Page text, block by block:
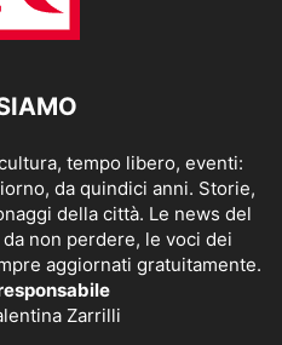
tempo libero, eventi:
da quindici anni. Storie,
della città. Le news del
non perdere, le voci dei
aggiornati gratuitamente.
Zarrilli